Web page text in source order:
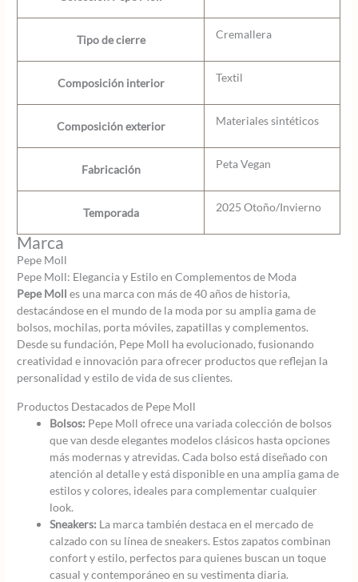
Tipo de cierre Cremallera
Composición interior Textil
Composición exterior Materiales sintéticos
Fabricación Peta Vegan
Temporada 2025 Otoño/Invierno
Marca
Pepe Moll
Pepe Moll: Elegancia y Estilo en Complementos de Moda
Pepe Moll es una marca con más de 40 años de historia,
destacándose en el mundo de la moda por su amplia gama de
bolsos, mochilas, porta móviles, zapatillas y complementos.
Desde su fundación, Pepe Moll ha evolucionado, fusionando
creatividad e innovación para ofrecer productos que reflejan la
personalidad y estilo de vida de sus clientes.
Productos Destacados de Pepe Moll
Bolsos: Pepe Moll ofrece una variada colección de bolsos
que van desde elegantes modelos clásicos hasta opciones
más modernas y atrevidas. Cada bolso está diseñado con
atención al detalle y está disponible en una amplia gama de
estilos y colores, ideales para complementar cualquier
look.
Sneakers: La marca también destaca en el mercado de
calzado con su línea de sneakers. Estos zapatos combinan
confort y estilo, perfectos para quienes buscan un toque
casual y contemporáneo en su vestimenta diaria.